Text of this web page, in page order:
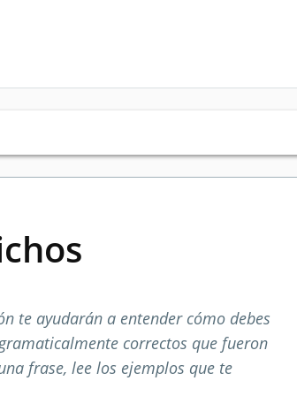
te ayudarán a entender cómo debes
correctos que fueron
frase, lee los ejemplos que te